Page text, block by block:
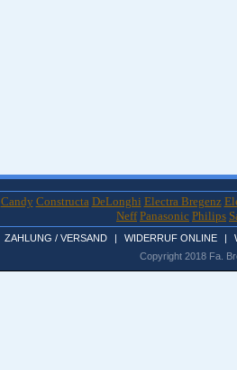
Candy Constructa DeLonghi Electra Bregenz
Neff Panasonic Philips
ZAHLUNG / VERSAND | WIDERRUF ONLINE |
Copyright 2018 Fa.